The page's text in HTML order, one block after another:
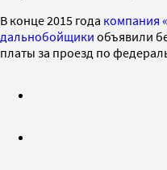
В конце 2015 года компания
дальнобойщики объявили
платы за проезд по